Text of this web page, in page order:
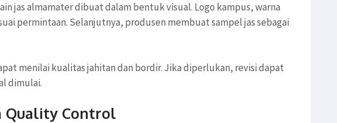
jas almamater dibuat dalam bentuk visual. Logo kampus, warna
permintaan. Selanjutnya, produsen membuat sampel jas sebagai
menilai kualitas jahitan dan bordir. Jika diperlukan, revisi dapat
dimulai.
Quality Control